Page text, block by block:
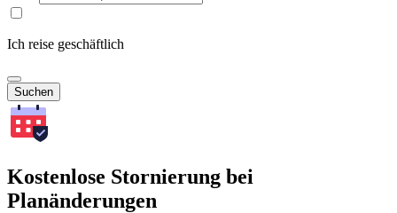
Ich reise geschäftlich
Suchen
Kostenlose Stornierung bei
Planänderungen